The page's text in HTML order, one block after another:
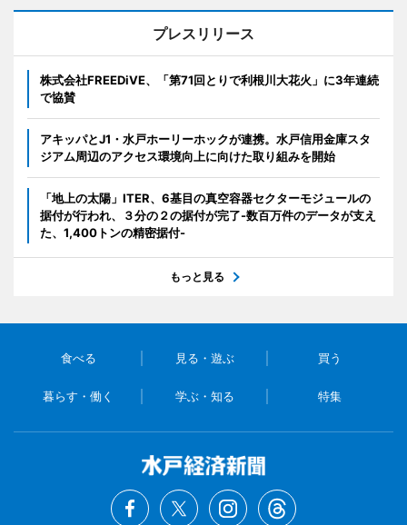
プレスリリース
株式会社FREEDiVE、「第71回とりで利根川大花火」に3年連続
で協賛
アキッパとJ1・水戸ホーリーホックが連携。水戸信用金庫スタ
ジアム周辺のアクセス環境向上に向けた取り組みを開始
「地上の太陽」ITER、6基目の真空容器セクターモジュールの
据付が行われ、３分の２の据付が完了-数百万件のデータが支え
た、1,400トンの精密据付-
もっと見る
食べる 見る・遊ぶ 買う
暮らす・働く 学ぶ・知る 特集